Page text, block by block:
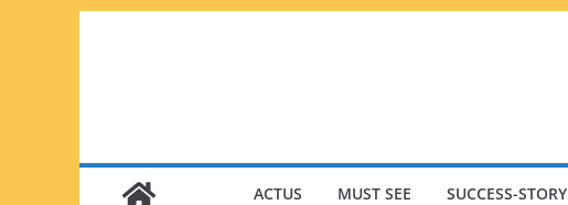
ACTUS MUST SEE SUCCESS-STORY